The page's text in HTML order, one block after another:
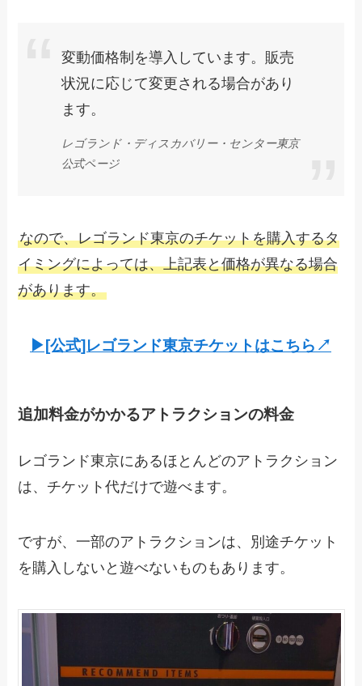
変動価格制を導入しています。販売
状況に応じて変更される場合があり
ます。
レゴランド ・ ディスカバリー・ センター東京
公式ページ
なので、レゴランド東京のチケットを購入するタ
イミングによっては、上記表と価格が異なる場合
があります。
▶︎[公式]レゴランド東京チケットはこちら↗︎
追加料金がかかるアトラクションの料金
レゴランド東京にあるほとんどのアトラクション
は、チケット代だけで遊べます。
ですが、一部のアトラクションは、別途チケット
を購入しないと遊べないものもあります。